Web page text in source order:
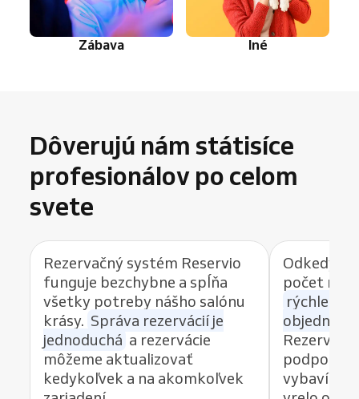
Zábava Iné
Dôverujú nám státisíce
profesionálov po celom
svete
Rezervačný systém Reservio
funguje bezchybne a spĺňa
všetky potreby nášho salónu
krásy. Správa rezervácií je
jednoduchá a rezervácie
môžeme aktualizovať
kedykoľvek a na akomkoľvek
Odkedy
počet
rýchlemu
podpory,
vybaví